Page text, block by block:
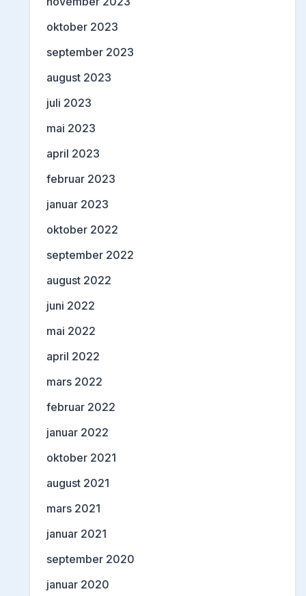
oktober 2023
september 2023
august 2023
juli 2023
mai 2023
april 2023
februar 2023
januar 2023
oktober 2022
september 2022
august 2022
juni 2022
mai 2022
april 2022
mars 2022
februar 2022
januar 2022
oktober 2021
august 2021
mars 2021
januar 2021
september 2020
januar 2020